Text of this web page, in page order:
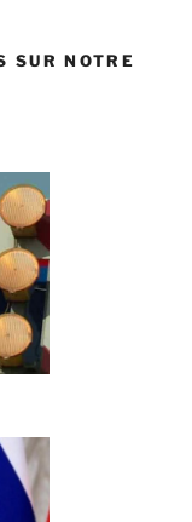
SUR NOTRE